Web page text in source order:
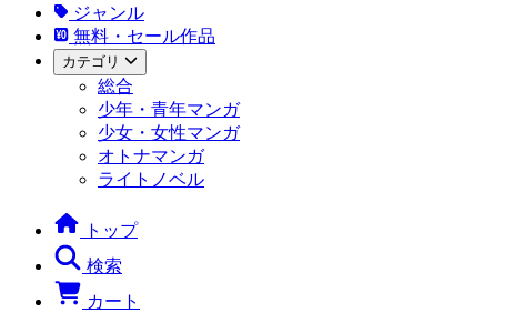
ジャンル
無料・セール作品
カテゴリ
総合
少年・青年マンガ
少女・女性マンガ
オトナマンガ
ライトノベル
トップ
検索
カート